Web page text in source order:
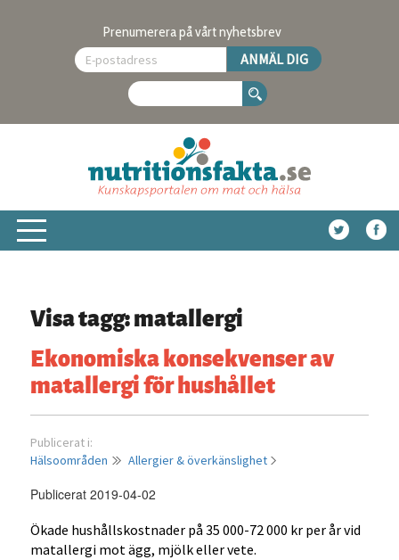
Prenumerera på vårt nyhetsbrev
Visa tagg: matallergi
Ekonomiska konsekvenser av
matallergi för hushållet
Publicerat i:
Hälsoområden
Allergier & överkänslighet
Publicerat 2019-04-02
Ökade hushållskostnader på 35 000-72 000 kr per år vid
matallergi mot ägg, mjölk eller vete.